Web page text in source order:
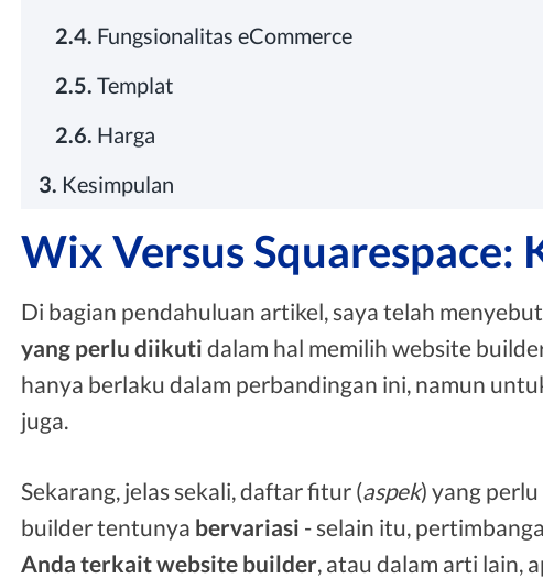
2.4. Fungsionalitas eCommerce
2.5. Templat
2.6. Harga
3. Kesimpulan
Wix Versus
Di bagian pendahuluan artikel, saya telah
yang perlu diikuti dalam hal memilih website
hanya berlaku dalam perbandingan ini, namun
juga.
Sekarang, jelas sekali, daftar fitur (aspek) yang
builder tentunya bervariasi - selain itu,
Anda terkait website builder, atau dalam arti lain,